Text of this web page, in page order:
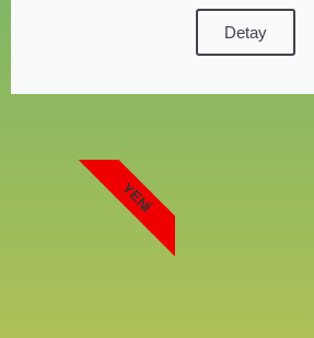
Detay
YENI